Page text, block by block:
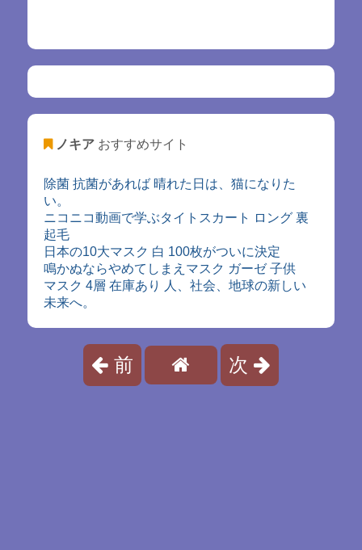
ノキアおすすめサイト
除菌 抗菌があれば 晴れた日は、猫になりた
い。
ニコニコ動画で学ぶタイトスカート ロング 裏
起毛
日本の10大マスク 白 100枚がついに決定
鳴かぬならやめてしまえマスク ガーゼ 子供
マスク 4層 在庫あり 人、社会、地球の新しい
未来へ。
前 次